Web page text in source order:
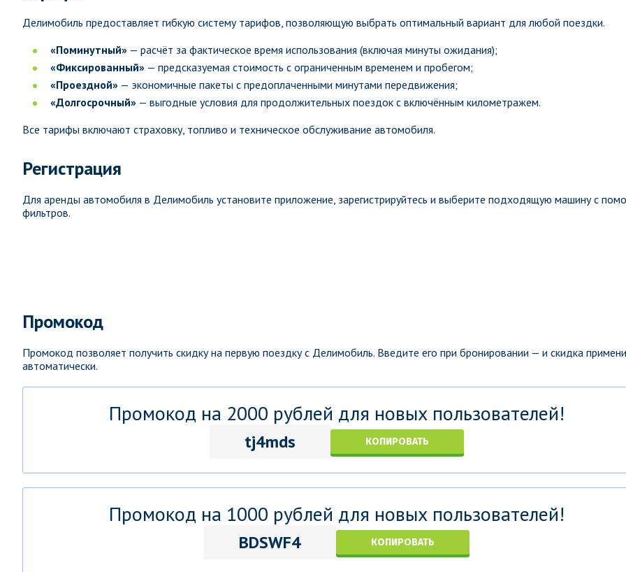
Делимобиль предоставляет гибкую систему тарифов, позволяющую выбрать оптимальный вариант для любой поездки.
«Поминутный» — расчёт за фактическое время использования (включая минуты ожидания);
«Фиксированный» — предсказуемая стоимость с ограниченным временем и пробегом;
«Проездной» — экономичные пакеты с предоплаченными минутами передвижения;
«Долгосрочный» — выгодные условия для продолжительных поездок с включённым километражем.
Все тарифы включают страховку, топливо и техническое обслуживание автомобиля.
Регистрация
Для аренды автомобиля в Делимобиль установите приложение, зарегистрируйтесь и выберите подходящую машину с
фильтров.
Промокод
Промокод позволяет получить скидку на первую поездку с Делимобиль. Введите его при бронировании — и скидка
автоматически.
Промокод на 2000 рублей для новых пользователей!
tj4mds КОПИРОВАТЬ
Промокод на 1000 рублей для новых пользователей!
BDSWF4 КОПИРОВАТЬ